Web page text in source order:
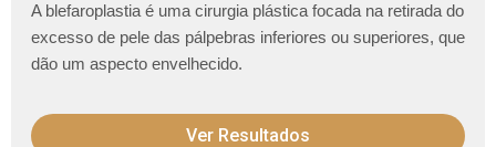
A blefaroplastia é uma cirurgia plástica focada na retirada do
excesso de pele das pálpebras inferiores ou superiores, que
dão um aspecto envelhecido.
Ver Resultados